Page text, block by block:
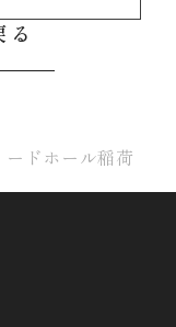
る
ードホール稲荷